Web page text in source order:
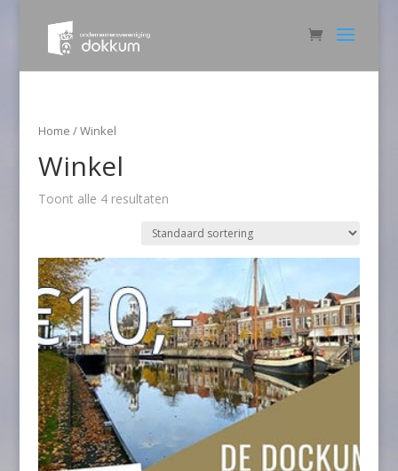
Home / Winkel
Winkel
Toont alle 4 resultaten